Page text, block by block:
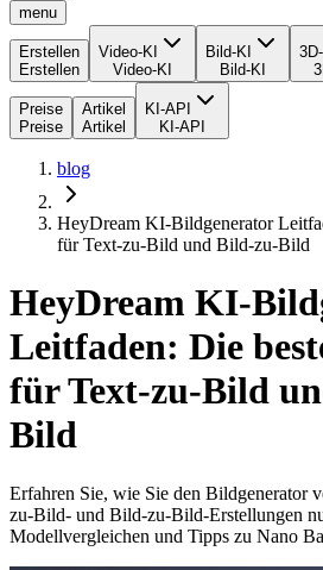
menu
Erstellen
Erstellen
Video-KI
Video-KI
Bild-KI
Bild-KI
Preise
Preise
Artikel
Artikel
KI-API
KI-API
blog
HeyDream KI-Bildgenerator
für Text-zu-Bild und Bild-zu-Bild
HeyDream KI-
Leitfaden: Die
für Text-zu-Bild
Bild
Erfahren Sie, wie Sie den Bildgenerator
zu-Bild- und Bild-zu-Bild-Erstellungen
Modellvergleichen und Tipps zu Nano